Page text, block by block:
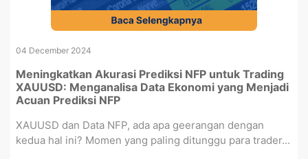
04 December 2024
Meningkatkan Akurasi Prediksi NFP untuk Trading
XAUUSD: Menganalisa Data Ekonomi yang Menjadi
Acuan Prediksi NFP
XAUUSD dan Data NFP, ada apa geerangan dengan
kedua hal ini? Momen yang paling ditunggu para trader...